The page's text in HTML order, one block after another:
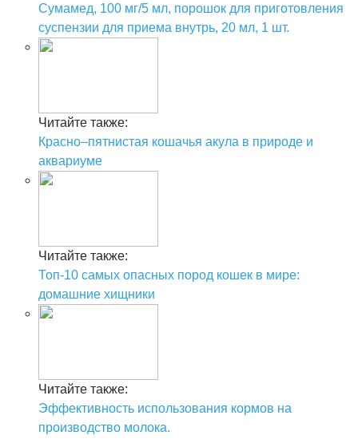
Сумамед, 100 мг/5 мл, порошок для приготовления
суспензии для приема внутрь, 20 мл, 1 шт.
Читайте также:
Красно–пятнистая кошачья акула в природе и
аквариуме
Читайте также:
Топ-10 самых опасных пород кошек в мире:
домашние хищники
Читайте также:
Эффективность использования кормов на
производство молока.